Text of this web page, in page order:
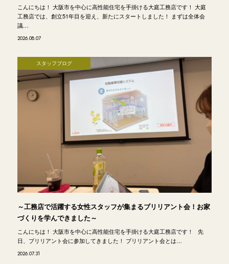
こんにちは！ 大阪市を中心に高性能住宅を手掛ける大庭工務店です！ 大庭
工務店では、創立51年目を迎え、新たにスタートしました！ まずは全体会
議…
2026.08.07
スタッフブログ
～工務店で活躍する女性スタッフが集まるブリリアント会！お家
づくりを学んできました～
こんにちは！ 大阪市を中心に高性能住宅を手掛ける大庭工務店です！ 先
日、ブリリアント会に参加してきました！ ブリリアント会とは…
2026.07.31